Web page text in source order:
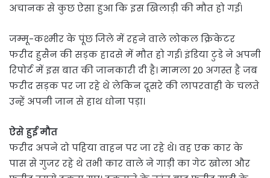
अचानक से कुछ ऐसा हुआ कि इस खिलाड़ी की मौत हो गई।
जम्मू-कश्मीर के पूंछ जिले में रहने वाले लोकल क्रिकेटर
फरीद हुसैन की सड़क हादसे में मौत हो गई। इंडिया टुडे ने अपनी
रिपोर्ट में इस बात की जानकारी दी है। मामला 20 अगस्त है जब
फरीद सड़क पर जा रहे थे लेकिन दूसरे की लापरवाही के चलते
उन्हें अपनी जान से हाथ धोना पड़ा।
ऐसे हुई मौत
फरीद अपने दो पहिया वाहन पर जा रहे थे। वह एक कार के
पास से गुजर रहे थे तभी कार वाले ने गाड़ी का गेट खोला और